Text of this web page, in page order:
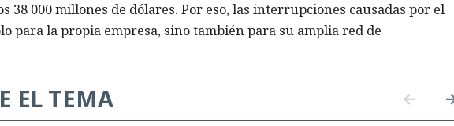
38 000 millones de dólares. Por eso, las interrupciones causadas por el
para la propia empresa, sino también para su amplia red de
EL TEMA